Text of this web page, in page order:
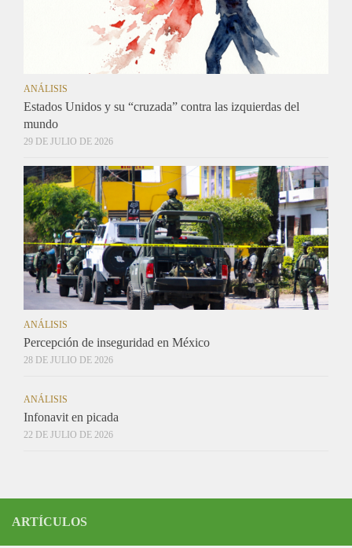
ANÁLISIS
Estados Unidos y su “cruzada” contra las izquierdas del
mundo
29 DE JULIO DE 2026
ANÁLISIS
Percepción de inseguridad en México
28 DE JULIO DE 2026
ANÁLISIS
Infonavit en picada
22 DE JULIO DE 2026
ARTÍCULOS